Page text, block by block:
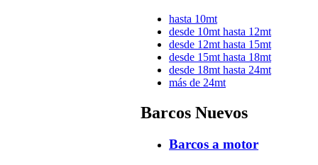
hasta 10mt
desde 10mt hasta 12mt
desde 12mt hasta 15mt
desde 15mt hasta 18mt
desde 18mt hasta 24mt
más de 24mt
Barcos Nuevos
Barcos a motor